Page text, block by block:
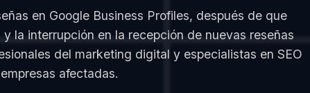
en Google Business Profiles, después de que
la interrupción en la recepción de nuevas reseñas
del marketing digital y especialistas en SEO
afectadas.